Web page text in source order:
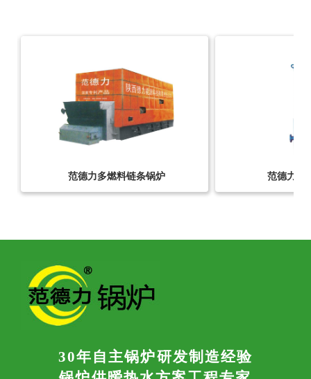
范德力立式兰炭锅炉 范德力兰
30年自主锅炉研发制造经验